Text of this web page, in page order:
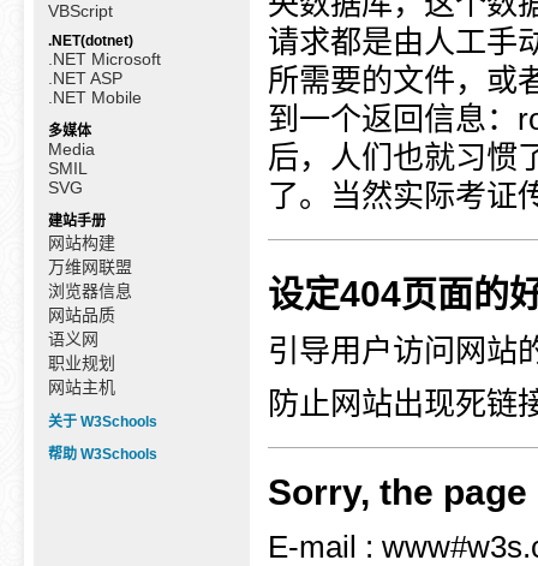
VBScript
.NET(dotnet)
.NET Microsoft
.NET ASP
.NET Mobile
多媒体
Media
SMIL
SVG
建站手册
网站构建
万维网联盟
浏览器信息
网站品质
语义网
职业规划
网站主机
关于 W3Schools
帮助 W3Schools
请求都是由人工手
所需要的文件，或
到一个返回信息：
后，人们也就习惯
了。当然实际考证
设定404页面的
引导用户访问网站
防止网站出现死链
Sorry, the
E-mail :